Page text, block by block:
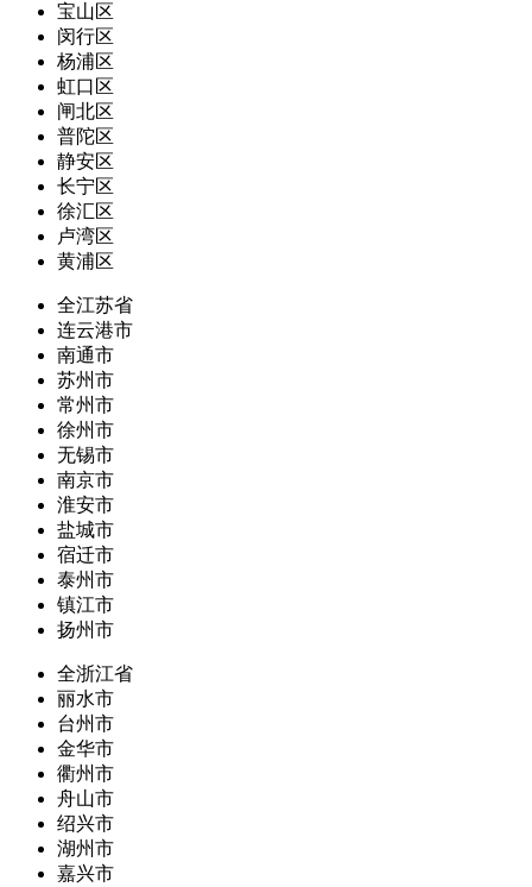
宝山区
闵行区
杨浦区
虹口区
闸北区
普陀区
静安区
长宁区
徐汇区
卢湾区
黄浦区
全江苏省
连云港市
南通市
苏州市
常州市
徐州市
无锡市
南京市
淮安市
盐城市
宿迁市
泰州市
镇江市
扬州市
全浙江省
丽水市
台州市
金华市
衢州市
舟山市
绍兴市
湖州市
嘉兴市